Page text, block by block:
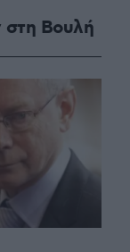
στη Βουλή